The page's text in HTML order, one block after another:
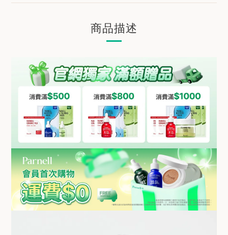
商品描述